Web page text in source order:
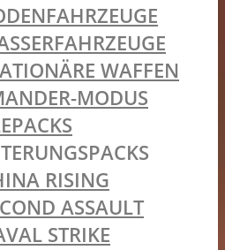
WAFFEN
MODUS
RISING
ASSAULT
STRIKE